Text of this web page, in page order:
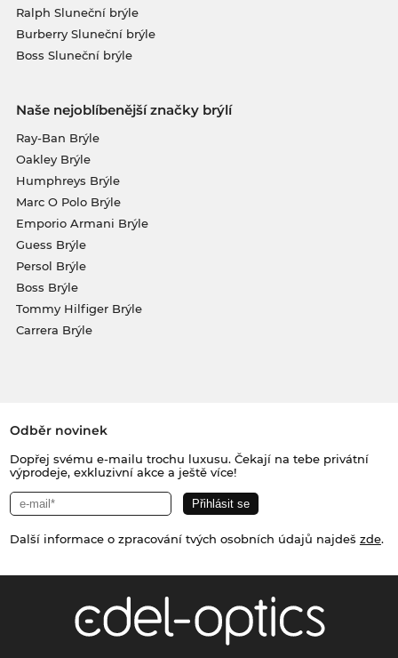
Ralph Sluneční brýle
Burberry Sluneční brýle
Boss Sluneční brýle
Naše nejoblíbenější značky brýlí
Ray-Ban Brýle
Oakley Brýle
Humphreys Brýle
Marc O Polo Brýle
Emporio Armani Brýle
Guess Brýle
Persol Brýle
Boss Brýle
Tommy Hilfiger Brýle
Carrera Brýle
Odběr novinek
Dopřej svému e-mailu trochu luxusu. Čekají na tebe privátní
výprodeje, exkluzivní akce a ještě více!
Další informace o zpracování tvých osobních údajů najdeš zde.